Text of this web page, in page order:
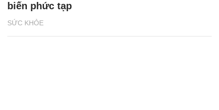
SỨC KHỎE
biến phức tạp